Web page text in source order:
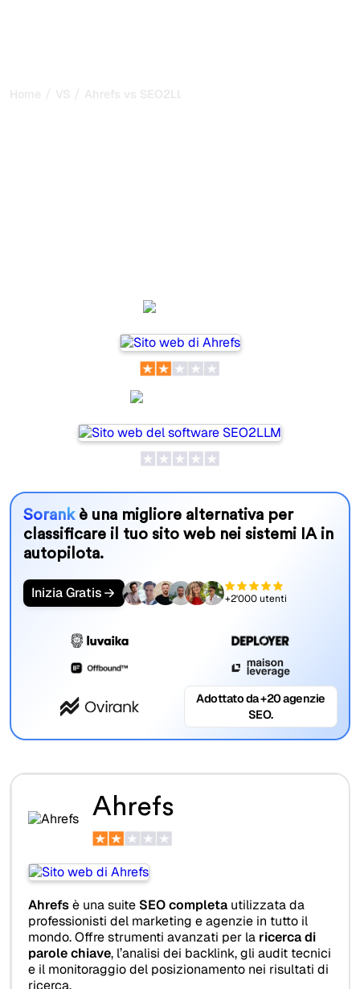
Home / VS / Ahrefs vs SEO2LLM
Sorank è una migliore alternativa per
classificare il tuo sito web nei sistemi IA in
autopilota.
Inizia Gratis +2'000 utenti
Adottato da +20 agenzie
SEO.
Ahrefs
Ahrefsè una suite SEO completautilizzata da
professionisti del marketing e agenzie in tutto il
mondo. Offre strumenti avanzati per la ricerca di
parole chiave, l’analisi dei backlink, gli audit tecnici
e il monitoraggio del posizionamento nei risultati di
ricerca.